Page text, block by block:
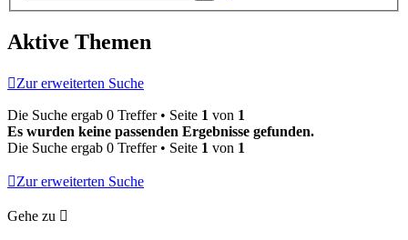
Aktive Themen
Zur erweiterten Suche
Die Suche ergab 0 Treffer • Seite 1 von 1
Es wurden keine passenden Ergebnisse gefunden.
Die Suche ergab 0 Treffer • Seite 1 von 1
Zur erweiterten Suche
Gehe zu